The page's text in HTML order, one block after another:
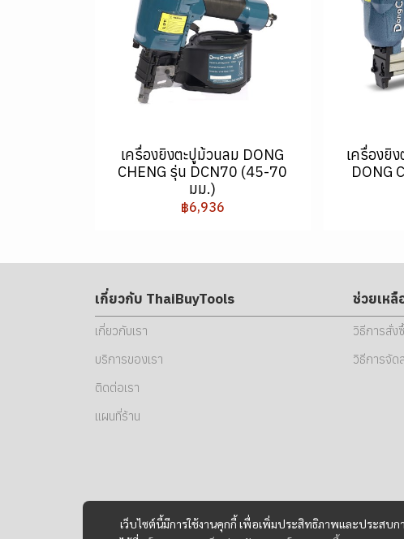
เครื่องยิงตะปูม้วนลม DONG
CHENG รุ่น DCN70 (45-70
มม.)
฿6,936
เครื่องยิ
DONG
เว็บไซต์นี้มีการใช้งานคุกกี้ เพื่อเพิ่มประสิทธิภาพและประสบก
เกี่ยวกับ ThaiBuyTools
เกี่ยวกับเรา
บริการของเรา
ติดต่อเรา
แผนที่ร้าน
ช่วยเหลื
วิธีการสั่ง
วิธีการจัด